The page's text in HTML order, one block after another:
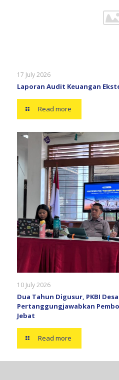
17 July 2026
Laporan Audit Keuangan
Read more
10 July 2026
Dua Tahun Digusur, PKBI
Pertanggungjawabkan
Jebat
Read more